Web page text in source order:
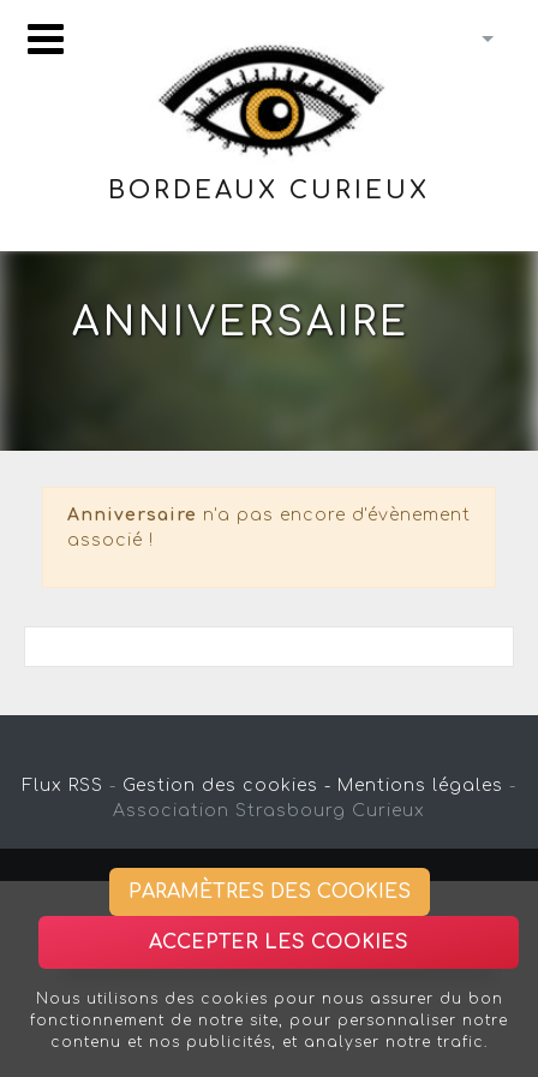
BORDEAUX CURIEUX
ANNIVERSAIRE
Anniversaire n'a pas encore d'évènement
associé !
Flux RSS - Gestion des cookies - Mentions légales -
Association Strasbourg Curieux
PARAMÈTRES DES COOKIES
ACCEPTER LES COOKIES
Nous utilisons des cookies pour nous assurer du bon
fonctionnement de notre site, pour personnaliser notre
contenu et nos publicités, et analyser notre trafic.